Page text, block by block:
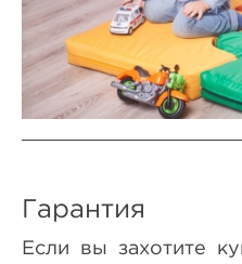
Гарантия
Если вы захотите